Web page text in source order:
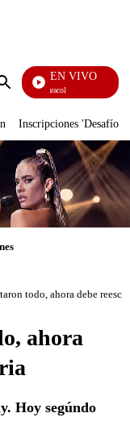
Enviar
EN VIVO
Noticias Caracol
Inscripciones 'Desafío'
todo, ahora debe
ahora
Hoy segúndo